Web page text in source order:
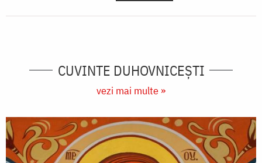
CUVINTE DUHOVNICEȘTI
vezi mai multe »